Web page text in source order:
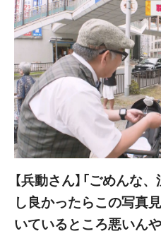
【兵動さん】「ごめん
し良かったらこの写真
いているところ悪いん